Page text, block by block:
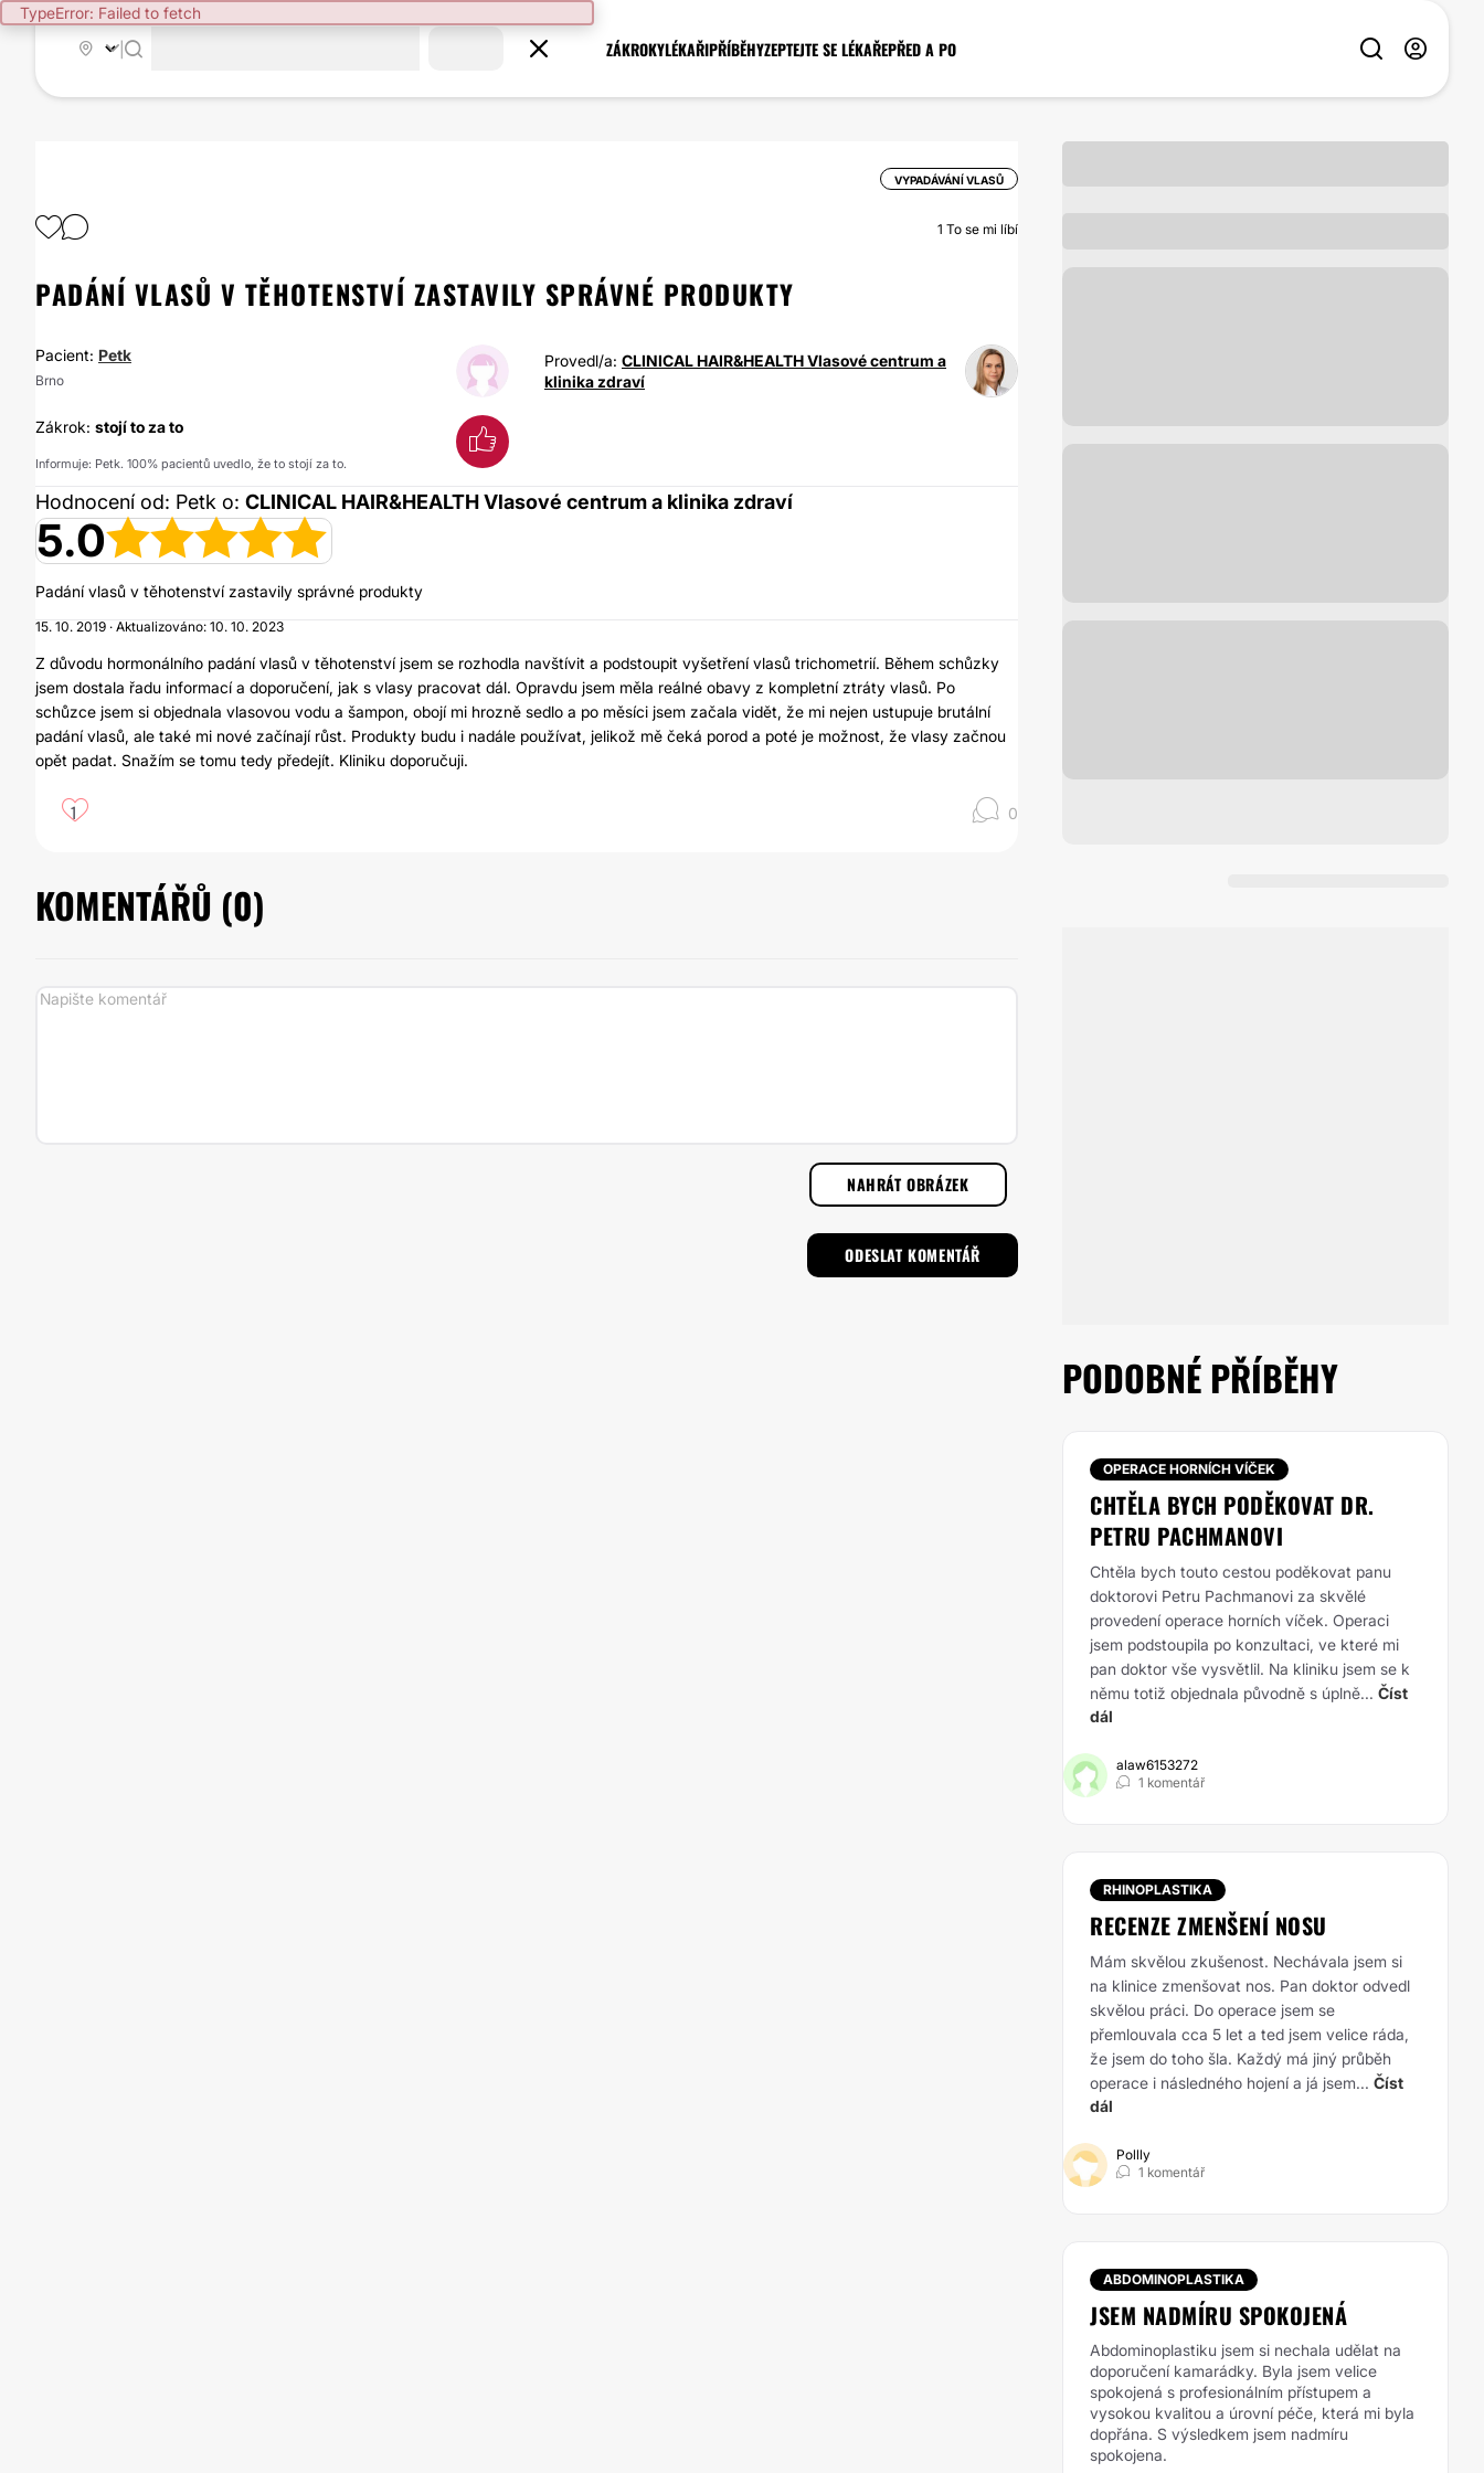
TypeError: Failed to fetch
ZÁKROKYLÉKAŘIPŘÍBĚHYZEPTEJTE SE LÉKAŘEPŘED A PO
VYPADÁVÁNÍ VLASŮ
1 To se mi líbí
PADÁNÍ VLASŮ V TĚHOTENSTVÍ ZASTAVILY SPRÁVNÉ PRODUKTY
Pacient: Petk
Brno
Provedl/a: CLINICAL HAIR&HEALTH Vlasové centrum a
klinika zdraví
Zákrok: stojí to za to
Informuje: Petk. 100% pacientů uvedlo, že to stojí za to.
Hodnocení od: Petk o: CLINICAL HAIR&HEALTH Vlasové centrum a klinika zdraví
5.0
Padání vlasů v těhotenství zastavily správné produkty
15. 10. 2019 · Aktualizováno: 10. 10. 2023
Z důvodu hormonálního padání vlasů v těhotenství jsem se rozhodla navštívit a podstoupit vyšetření vlasů trichometrií. Během schůzky
jsem dostala řadu informací a doporučení, jak s vlasy pracovat dál. Opravdu jsem měla reálné obavy z kompletní ztráty vlasů. Po
schůzce jsem si objednala vlasovou vodu a šampon, obojí mi hrozně sedlo a po měsíci jsem začala vidět, že mi nejen ustupuje brutální
padání vlasů, ale také mi nové začínají růst. Produkty budu i nadále používat, jelikož mě čeká porod a poté je možnost, že vlasy začnou
opět padat. Snažím se tomu tedy předejít. Kliniku doporučuji.
1 0
KOMENTÁŘŮ (0)
NAHRÁT OBRÁZEK
PODOBNÉ PŘÍBĚHY
OPERACE HORNÍCH VÍČEK
CHTĚLA BYCH PODĚKOVAT DR.
PETRU PACHMANOVI
Chtěla bych touto cestou poděkovat panu
doktorovi Petru Pachmanovi za skvělé
provedení operace horních víček. Operaci
jsem podstoupila po konzultaci, ve které mi
pan doktor vše vysvětlil. Na kliniku jsem se k
němu totiž objednala původně s úplně... Číst
dál
alaw6153272
1 komentář
RHINOPLASTIKA
RECENZE ZMENŠENÍ NOSU
Mám skvělou zkušenost. Nechávala jsem si
na klinice zmenšovat nos. Pan doktor odvedl
skvělou práci. Do operace jsem se
přemlouvala cca 5 let a ted jsem velice ráda,
že jsem do toho šla. Každý má jiný průběh
operace i následného hojení a já jsem... Číst
dál
Pollly
1 komentář
ABDOMINOPLASTIKA
JSEM NADMÍRU SPOKOJENÁ
Abdominoplastiku jsem si nechala udělat na
doporučení kamarádky. Byla jsem velice
spokojená s profesionálním přístupem a
vysokou kvalitou a úrovní péče, která mi byla
dopřána. S výsledkem jsem nadmíru
spokojena.